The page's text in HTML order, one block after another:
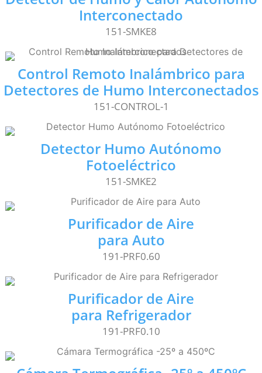
Interconectado
151-SMKE8
Control Remoto Inalámbrico para
Detectores de Humo Interconectados
151-CONTROL-1
Detector Humo Autónomo
Fotoeléctrico
151-SMKE2
Purificador de Aire
para Auto
191-PRF0.60
Purificador de Aire
para Refrigerador
191-PRF0.10